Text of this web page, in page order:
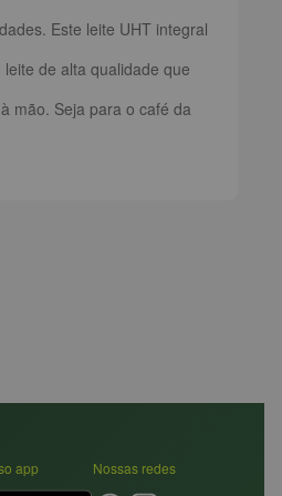
Este leite UHT integral
de alta qualidade que
mão. Seja para o café da
app Nossas redes